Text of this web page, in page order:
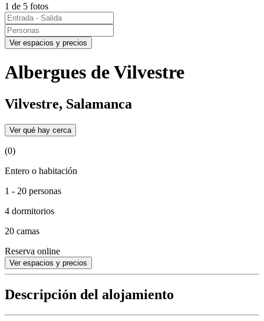
1 de 5 fotos
Ver espacios y precios
Albergues de Vilvestre
Vilvestre, Salamanca
Ver qué hay cerca
(0)
Entero o habitación
1 - 20 personas
4 dormitorios
20 camas
Reserva online
Ver espacios y precios
Descripción del alojamiento